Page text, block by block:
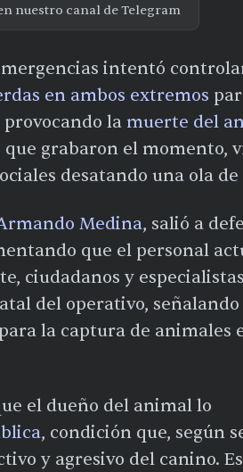
nuestro canal de Telegram
intentó
en ambos extremos
la muerte del
grabaron el momento,
desatando una ola
Medina, salió a
que el personal
ciudadanos y
del operativo, señalando
la captura de animales
el dueño del animal lo
, condición que, según
y agresivo del canino.